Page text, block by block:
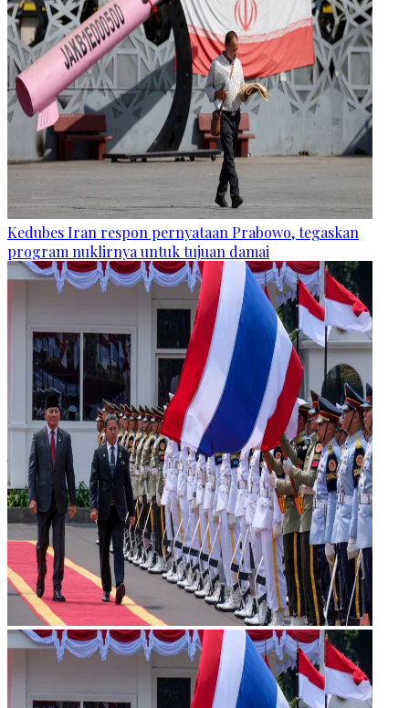
Kedubes Iran respon pernyataan Prabowo, tegaskan
program nuklirnya untuk tujuan damai